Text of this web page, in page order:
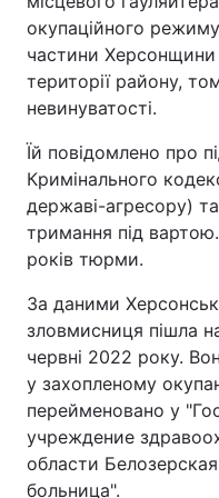
окупаційного режиму
частини Херсонщини
території району,
невинуватості.
Їй повідомлено про
Кримінального
державі-агресору)
тримання під
років тюрми.
За даними
зловмисниця пішла
червні 2022 року.
у захопленому
перейменовано у
учреждение
области
больница".